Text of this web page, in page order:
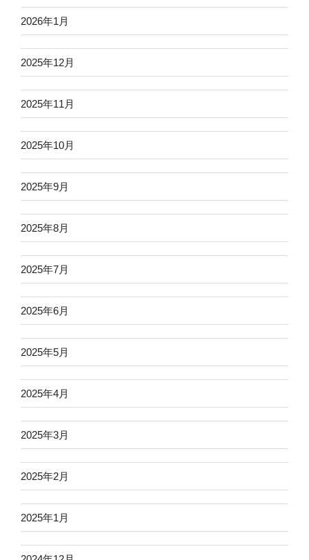
2026年1月
2025年12月
2025年11月
2025年10月
2025年9月
2025年8月
2025年7月
2025年6月
2025年5月
2025年4月
2025年3月
2025年2月
2025年1月